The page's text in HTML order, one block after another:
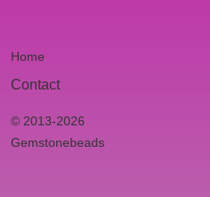
Home
Contact
© 2013-2026
Gemstonebeads